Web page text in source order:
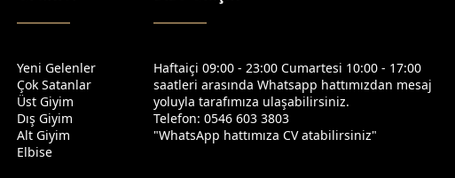
Yeni Gelenler
Çok Satanlar
Üst Giyim
Dış Giyim
Alt Giyim
Elbise
Haftaiçi 09:00 - 23:00 Cumartesi 10:00 - 17:00
saatleri arasında Whatsapp hattımızdan mesaj
yoluyla tarafımıza ulaşabilirsiniz.
Telefon: 0546 603 3803
"WhatsApp hattımıza CV atabilirsiniz"